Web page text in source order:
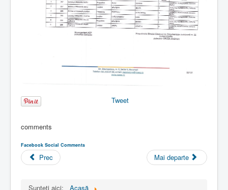
Tweet
comments
Facebook Social Comments
Prec Mai departe
Sunteți aici:
Acasă